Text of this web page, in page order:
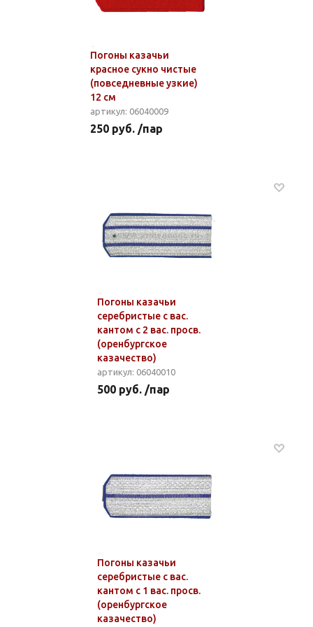
Погоны казачьи
красное сукно чистые
(повседневные узкие)
12 см
артикул: 06040009
250 руб. /пар
Погоны казачьи
серебристые с вас.
кантом с 2 вас. просв.
(оренбургское
казачество)
артикул: 06040010
500 руб. /пар
Погоны казачьи
серебристые с вас.
кантом с 1 вас. просв.
(оренбургское
казачество)